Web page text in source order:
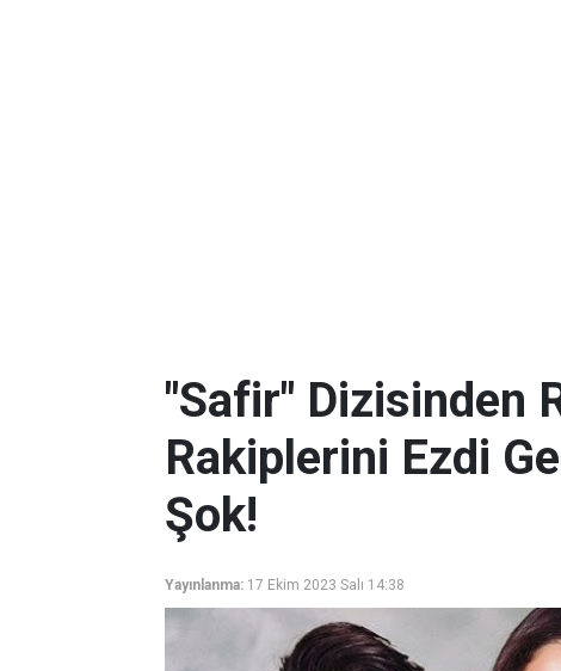
"Safir" Dizisinden
Rakiplerini Ezdi
Şok!
Yayınlanma: 17 Ekim 2023 Salı 14:38